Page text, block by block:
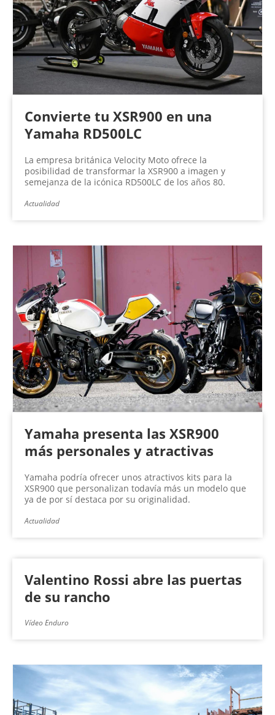
Convierte tu XSR900 en una
Yamaha RD500LC
La empresa británica Velocity Moto ofrece la
posibilidad de transformar la XSR900 a imagen y
semejanza de la icónica RD500LC de los años 80.
Actualidad
Yamaha presenta las XSR900
más personales y atractivas
Yamaha podría ofrecer unos atractivos kits para la
XSR900 que personalizan todavía más un modelo que
ya de por sí destaca por su originalidad.
Actualidad
Valentino Rossi abre las puertas
de su rancho
Vídeo Enduro